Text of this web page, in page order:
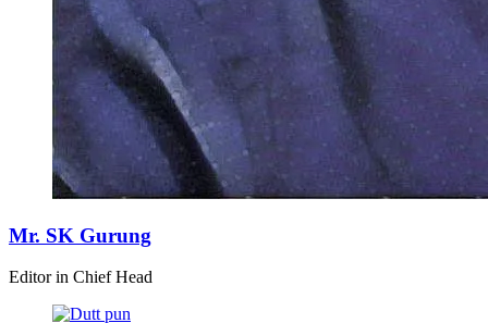
Mr. SK Gurung
Editor in Chief Head